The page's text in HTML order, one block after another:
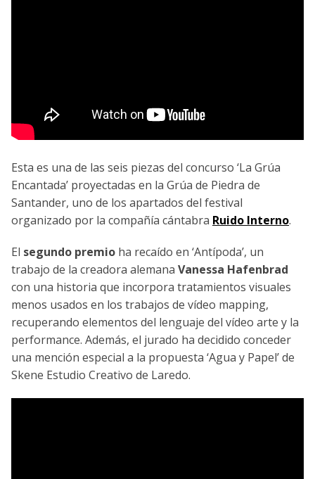
Esta es una de las seis piezas del concurso ‘La Grúa
Encantada’ proyectadas en la Grúa de Piedra de
Santander, uno de los apartados del festival
organizado por la compañía cántabra Ruido Interno.
El segundo premio ha recaído en ‘Antípoda’, un
trabajo de la creadora alemana Vanessa Hafenbrad
con una historia que incorpora tratamientos visuales
menos usados en los trabajos de vídeo mapping,
recuperando elementos del lenguaje del vídeo arte y la
performance. Además, el jurado ha decidido conceder
una mención especial a la propuesta ‘Agua y Papel’ de
Skene Estudio Creativo de Laredo.